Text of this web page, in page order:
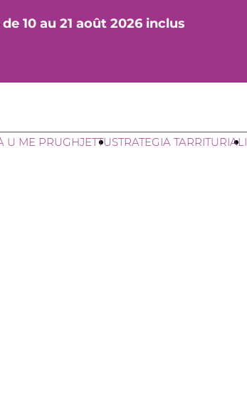
10 au 21 août 2026 inclus
U ME PRUGHJETTUSTRATEGIA TARRITURIALI